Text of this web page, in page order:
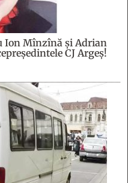
Ion Mînzînă şi Adrian
CJ Argeş!